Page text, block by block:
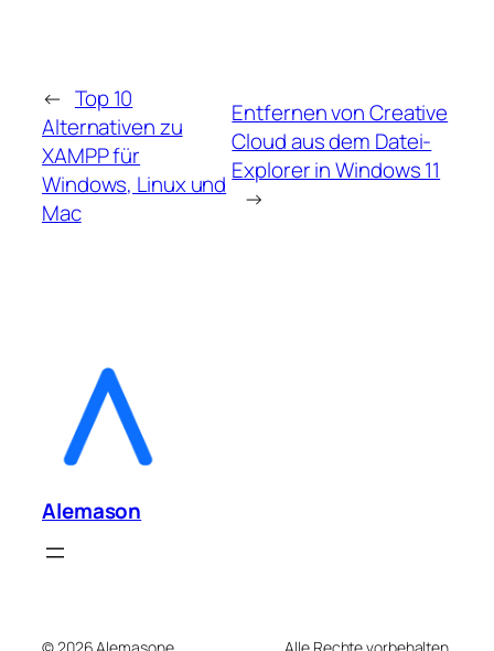
← Top 10
Alternativen zu
XAMPP für
Windows, Linux und
Mac
Entfernen von Creative
Cloud aus dem Datei-
Explorer in Windows 11
→
Alemason